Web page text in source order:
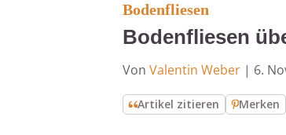
Bodenfliesen
Bodenfliesen
Von Valentin Weber | 6.
Artikel zitieren Merken